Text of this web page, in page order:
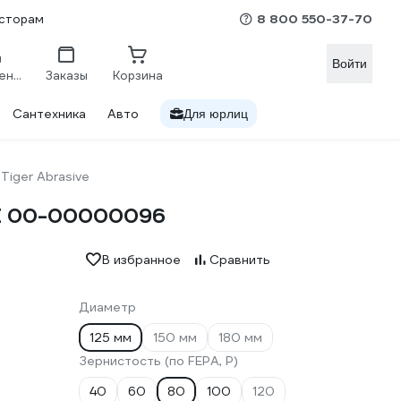
8 800 550-37-70
Сравнение Заказы Корзина
Войти
Сантехника Авто Для юрлиц
Tiger Abrasive
00-00000096
В избранное Сравнить
Диаметр
125 мм
150 мм
180 мм
Зернистость (по FEPA, P)
40
60 80 100 120